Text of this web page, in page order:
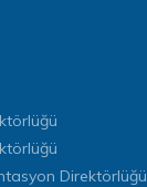
Direktörlüğü